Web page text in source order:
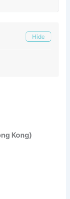
Hide
Kong)